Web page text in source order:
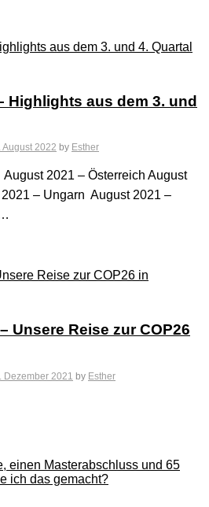
Highlights aus dem 3. und
August 2022 by Esther
2021 – Österreich August
– Ungarn August 2021 –
Unsere Reise zur COP26
Dezember 2021 by Esther